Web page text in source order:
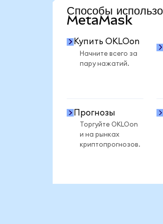
Способы
MetaMask
Купить OKLOon
Начните всего за
пару нажатий.
Прогнозы
Торгуйте OKLOon
и на рынках
криптопрогнозов.